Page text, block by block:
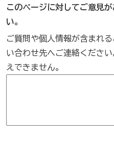
このページに対してご意見
い。
ご質問や個人情報が含まれ
い合わせ先へご連絡くださ
えできません。